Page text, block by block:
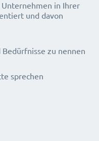
in Ihrer
und davon
zu nennen
sprechen